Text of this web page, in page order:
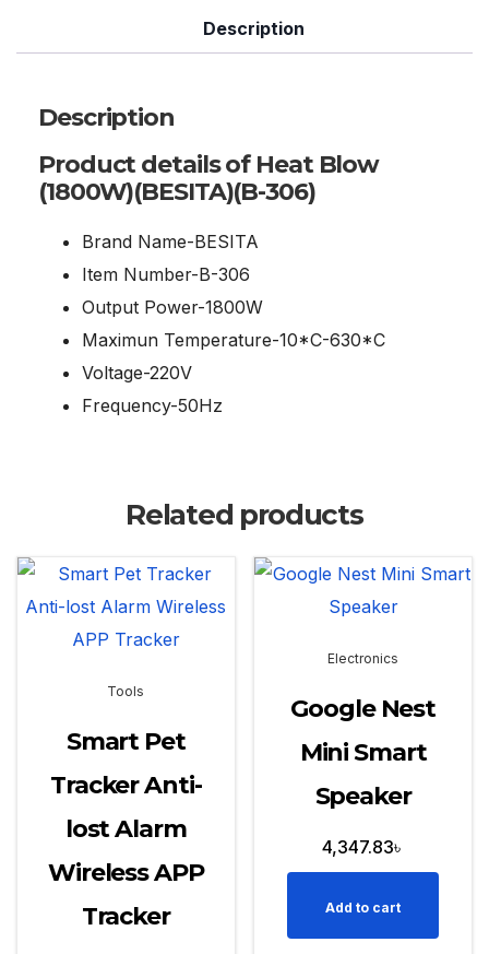
Electric
heat
gun
Description
Description
Product details of Heat Blow
(1800W)(BESITA)(B-306)
Brand Name-BESITA
Item Number-B-306
Output Power-1800W
Maximun Temperature-10*C-630*C
Voltage-220V
Frequency-50Hz
Related products
Tools
Smart Pet
Tracker Anti-
lost Alarm
Wireless APP
Tracker
Electronics
Google Nest
Mini Smart
Speaker
4,347.83৳
Add to cart